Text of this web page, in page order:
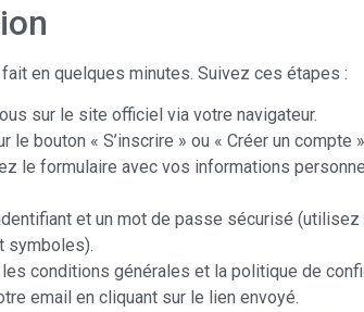
en quelques minutes. Suivez ces étapes :
sur le site officiel via votre navigateur.
le bouton « S’inscrire » ou « Créer un compte
le formulaire avec vos informations
et un mot de passe sécurisé
symboles).
conditions générales et la politique de
email en cliquant sur le lien envoyé.